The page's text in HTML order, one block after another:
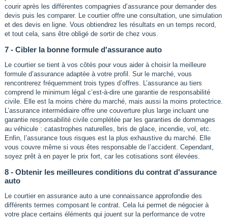
courir après les différentes compagnies d’assurance pour demander des
devis puis les comparer. Le courtier offre une consultation, une simulation
et des devis en ligne. Vous obtiendrez les résultats en un temps record,
et tout cela, sans être obligé de sortir de chez vous.
7 - Cibler la bonne formule d'assurance auto
Le courtier se tient à vos côtés pour vous aider à choisir la meilleure
formule d’assurance adaptée à votre profil. Sur le marché, vous
rencontrerez fréquemment trois types d’offres. L’assurance au tiers
comprend le minimum légal c’est-à-dire une garantie de responsabilité
civile. Elle est la moins chère du marché, mais aussi la moins protectrice.
L’assurance intermédiaire offre une couverture plus large incluant une
garantie responsabilité civile complétée par les garanties de dommages
au véhicule : catastrophes naturelles, bris de glace, incendie, vol, etc.
Enfin, l’assurance tous risques est la plus exhaustive du marché. Elle
vous couvre même si vous êtes responsable de l’accident. Cependant,
soyez prêt à en payer le prix fort, car les cotisations sont élevées.
8 - Obtenir les meilleures conditions du contrat d'assurance
auto
Le courtier en assurance auto a une connaissance approfondie des
différents termes composant le contrat. Cela lui permet de négocier à
votre place certains éléments qui jouent sur la performance de votre